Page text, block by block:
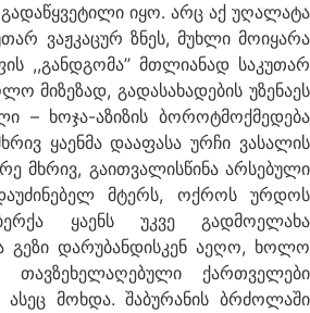
იყო. არც აქ უღალატა
ვაჟკაცურ ზნეს, მუხლი მოიყარა
,,განდგომა’’ მთლიანად საკუთარ
მიზეზად, გადასახადების უზენაეს
– ხოჯა-აზიზის ბოროტმოქმედება
ყაენმა დააფასა ურჩი ვასალის
მხრივ, გაითვალისწინა არსებული
მტერს, ოქროს ურდოს
ყაენს უკვე გადმოელახა
გეზი დარუბანდისკენ აეღო, ხოლო
ქართველები
მოხდა. შაბურანის ბრძოლაში